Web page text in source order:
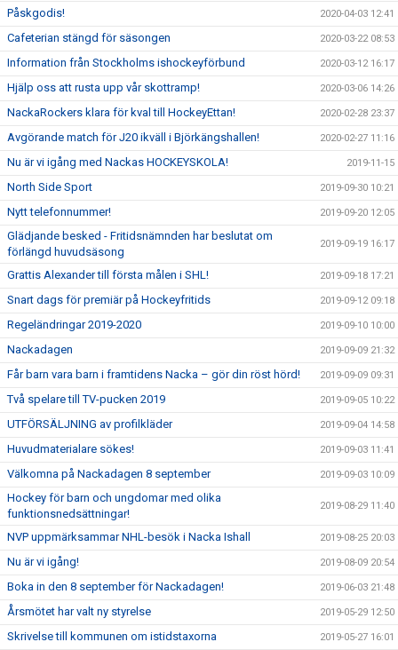
Påskgodis! 2020-04-03 12:41
Cafeterian stängd för säsongen 2020-03-22 08:53
Information från Stockholms ishockeyförbund 2020-03-12 16:17
Hjälp oss att rusta upp vår skottramp! 2020-03-06 14:26
NackaRockers klara för kval till HockeyEttan! 2020-02-28 23:37
Avgörande match för J20 ikväll i Björkängshallen! 2020-02-27 11:16
Nu är vi igång med Nackas HOCKEYSKOLA! 2019-11-15
North Side Sport 2019-09-30 10:21
Nytt telefonnummer! 2019-09-20 12:05
Glädjande besked - Fritidsnämnden har beslutat om
förlängd huvudsäsong
2019-09-19 16:17
Grattis Alexander till första målen i SHL! 2019-09-18 17:21
Snart dags för premiär på Hockeyfritids 2019-09-12 09:18
Regeländringar 2019-2020 2019-09-10 10:00
Nackadagen 2019-09-09 21:32
Får barn vara barn i framtidens Nacka – gör din röst hörd! 2019-09-09 09:31
Två spelare till TV-pucken 2019 2019-09-05 10:22
UTFÖRSÄLJNING av profilkläder 2019-09-04 14:58
Huvudmaterialare sökes! 2019-09-03 11:41
Välkomna på Nackadagen 8 september 2019-09-03 10:09
Hockey för barn och ungdomar med olika
funktionsnedsättningar!
2019-08-29 11:40
NVP uppmärksammar NHL-besök i Nacka Ishall 2019-08-25 20:03
Nu är vi igång! 2019-08-09 20:54
Boka in den 8 september för Nackadagen! 2019-06-03 21:48
Årsmötet har valt ny styrelse 2019-05-29 12:50
Skrivelse till kommunen om istidstaxorna 2019-05-27 16:01